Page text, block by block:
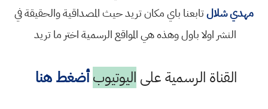
مهدي شلالتابعنا باي مكان تريد حيث المصداقية والحقيقة في
النشر اولا باول وهذه هي المواقع الرسمية اختر ما تريد
القناة الرسمية على اليوتيوب أضغط هنا